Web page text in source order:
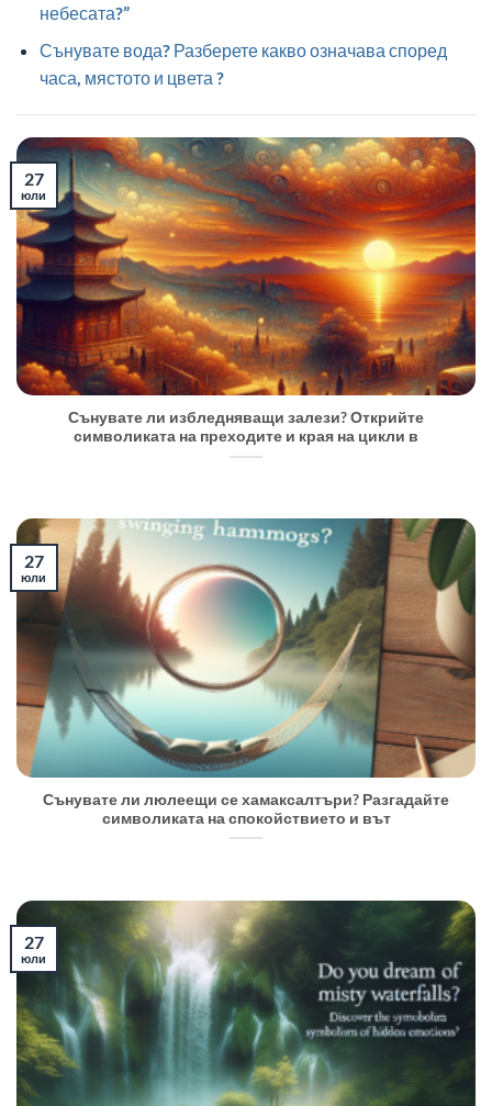
небесата?”
Сънувате вода? Разберете какво означава според
часа, мястото и цвета ?
Сънувате ли избледняващи залези? Открийте
символиката на преходите и края на цикли в
27
юли
Сънувате ли люлеещи се хамаксалтъри? Разгадайте
символиката на спокойствието и вът
27
юли
27
юли